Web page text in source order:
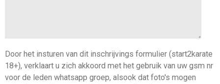
Door het insturen van dit inschrijvings formulier (start2karate
18+), verklaart u zich akkoord met het gebruik van uw gsm nr
voor de leden whatsapp groep, alsook dat foto's mogen